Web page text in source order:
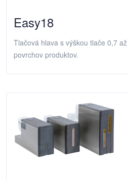
Easy18
Tlačová hlava s výškou tlače 0,7
povrchov produktov.